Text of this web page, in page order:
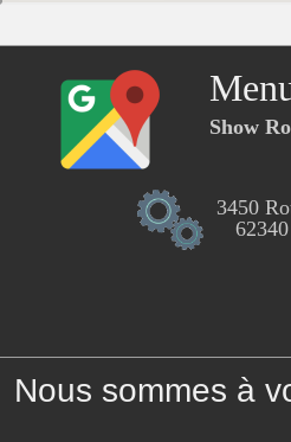
Show
3450
62340
Nous sommes à